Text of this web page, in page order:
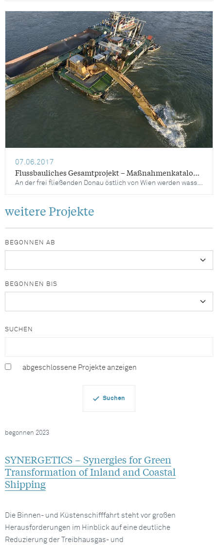
07.06.2017
Flussbauliches Gesamtprojekt – Maßnahmenkatalog Donau östlich von Wien
An der frei fließenden Donau östlich von Wien werden wasserbauliche Maßnahmen umgesetzt, um die sinkenden Wasserspiegellagen zu stabilisieren, einzigartigen Lebensraum in den Donau-Auen zu bewahren und die Wasserstraßen-Infrastruktur an den Erfordernissen einer sicheren und wirtschaftlichen Donauschifffahrt auszurichten. Um diese Ziele zu erreichen, werden laufend Erhaltungstätigkeiten durchgeführt sowie wasserbauliche Optimierungsprojekte umgesetzt.
weitere Projekte
BEGONNEN AB
BEGONNEN BIS
SUCHEN
abgeschlossene Projekte anzeigen
SYNERGETICS – Synergies for Green
Transformation of Inland and Coastal
Shipping
begonnen 2023
Die Binnen- und Küstenschifffahrt steht vor großen
Herausforderungen im Hinblick auf eine deutliche
Reduzierung der Treibhausgas- und